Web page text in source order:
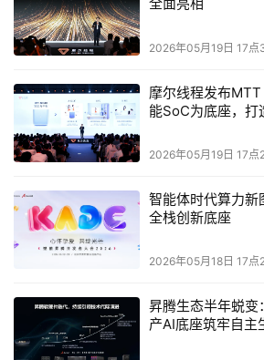
息安全。
          3、江民杀毒软件采用窗口保护以及进程保护技术，
地保护用户计算机的安全。
上，通过黑白名单，阻止用户访问带有
意网页并进行处理，有效保障用户上网
          5、江民杀毒软件"移动存储接入杀毒"能杜绝病毒利
用移动设备（如：U盘、移动硬盘等
全保护计算机系统安全。
动硬盘、MP3等移动存储设备进入到
病毒以网页木马的方式入侵到系统中。
全面亮相
2026年05月19日 17点
摩尔线程发布
能SoC为底座，打
2026年05月19日 17点
智能体时代算力新
全栈创新底座
2026年05月18日 17点
昇腾生态半年蜕变
产AI底座筑牢自主